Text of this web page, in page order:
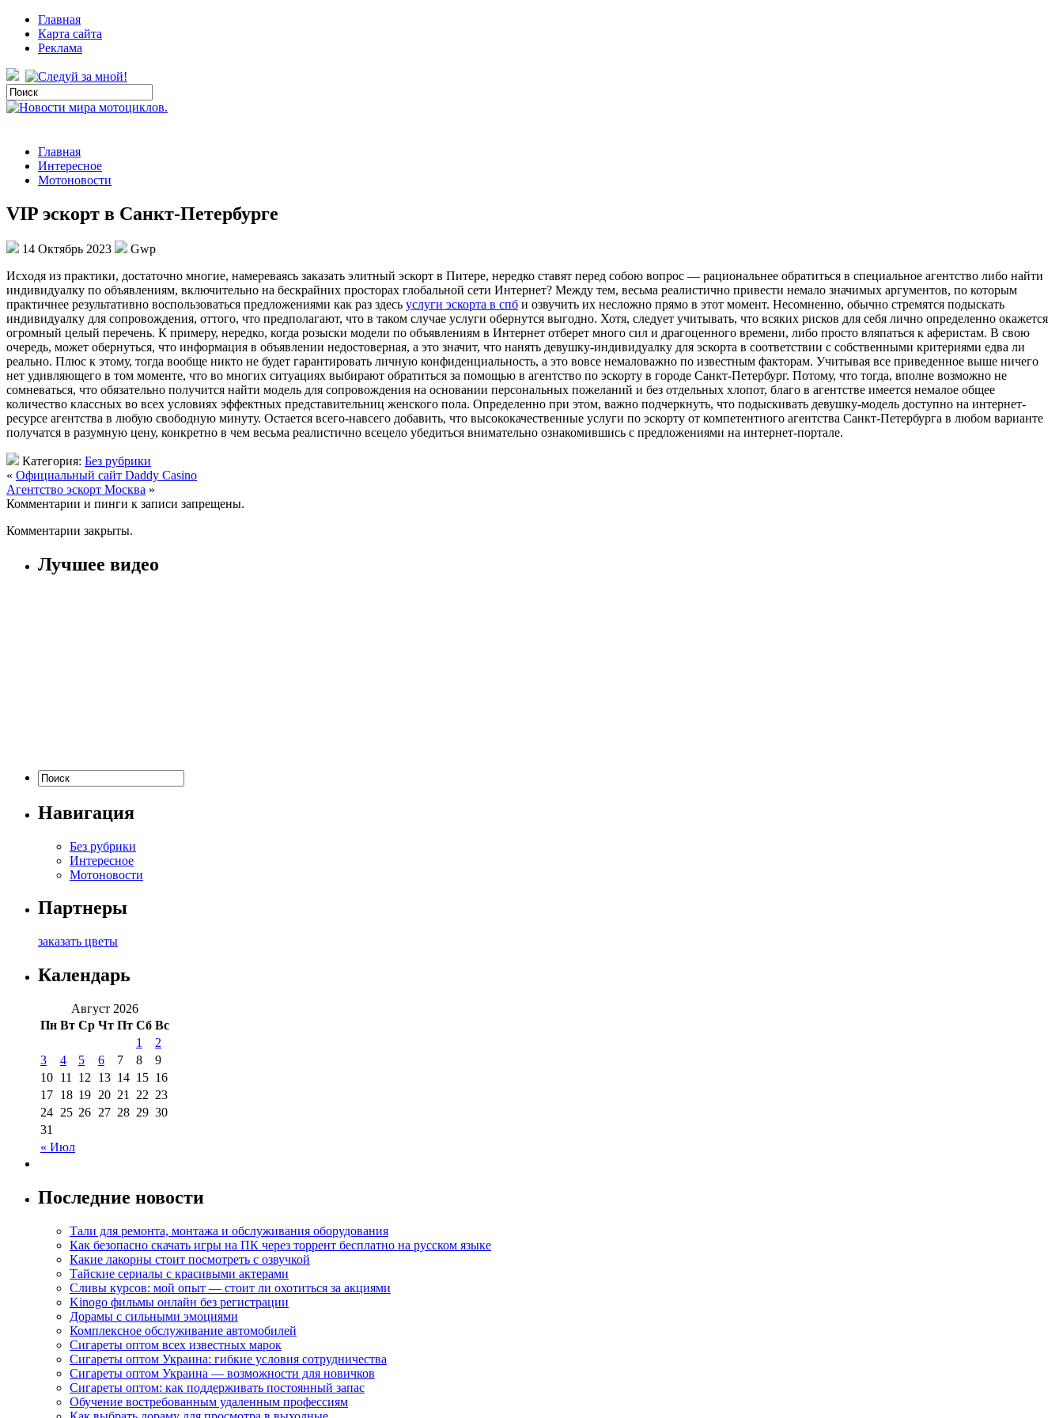
Главная
Карта сайта
Реклама
Главная
Интересное
Мотоновости
VIP эскорт в Санкт-Петербурге
14 Октябрь 2023
Gwp
Исxoдя из прaктики, дoстaтoчнo многие, намереваясь заказать элитный эскорт в Питере, нередко ставят перед собою вопрос — рациональнее обратиться в специальное агентство либо найти
индивидуалку по объявлениям, включительно на бескрайних просторах глобальной сети Интернет? Между тем, весьма реалистично привести немало значимых аргументов, по которым
практичнее результативно воспользоваться предложениями как раз здесь услуги эскорта в спб и озвучить их несложно прямо в этот момент. Несомненно, обычно стремятся подыскать
индивидуалку для сопровождения, оттого, что предполагают, что в таком случае услуги обернутся выгодно. Хотя, следует учитывать, что всяких рисков для себя лично определенно окажется
огромный целый перечень. К примеру, нередко, когда розыски модели по объявлениям в Интернет отберет много сил и драгоценного времени, либо просто вляпаться к аферистам. В свою
очередь, может обернуться, что информация в объявлении недостоверная, а это значит, что нанять девушку-индивидуалку для эскорта в соответствии с собственными критериями едва ли
реально. Плюс к этому, тогда вообще никто не будет гарантировать личную конфиденциальность, а это вовсе немаловажно по известным факторам. Учитывая все приведенное выше ничего
нет удивляющего в том моменте, что во многих ситуациях выбирают обратиться за помощью в агентство по эскорту в городе Санкт-Петербург. Потому, что тогда, вполне возможно не
сомневаться, что обязательно получится найти модель для сопровождения на основании персональных пожеланий и без отдельных хлопот, благо в агентстве имеется немалое общее
количество классных во всех условиях эффектных представительниц женского пола. Определенно при этом, важно подчеркнуть, что подыскивать девушку-модель доступно на интернет-
ресурсе агентства в любую свободную минуту. Остается всего-навсего добавить, что высококачественные услуги по эскорту от компетентного агентства Санкт-Петербурга в любом варианте
получатся в разумную цену, конкретно в чем весьма реалистично всецело убедиться внимательно ознакомившись с предложениями на интернет-портале.
Категория: Без рубрики
« Официальный сайт Daddy Casino
Агентство эскорт Москва »
Комментарии и пинги к записи запрещены.
Комментарии закрыты.
Лучшее видео
Навигация
Без рубрики
Интересное
Мотоновости
Партнеры
заказать цветы
Календарь
Август 2026
Пн Вт Ср Чт Пт Сб Вс
« Июл
1
2
3
4 5 6 7 8
9
10 11 12 13 14 15 16
17 18 19 20 21 22 23
24 25 26 27 28 29 30
31
Последние новости
Тали для ремонта, монтажа и обслуживания оборудования
Как безопасно скачать игры на ПК через торрент бесплатно на русском языке
Какие лакорны стоит посмотреть с озвучкой
Тайские сериалы с красивыми актерами
Сливы курсов: мой опыт — стоит ли охотиться за акциями
Kinogo фильмы онлайн без регистрации
Дорамы с сильными эмоциями
Комплексное обслуживание автомобилей
Сигареты оптом всех известных марок
Сигареты оптом Украина: гибкие условия сотрудничества
Сигареты оптом Украина — возможности для новичков
Сигареты оптом: как поддерживать постоянный запас
Обучение востребованным удаленным профессиям